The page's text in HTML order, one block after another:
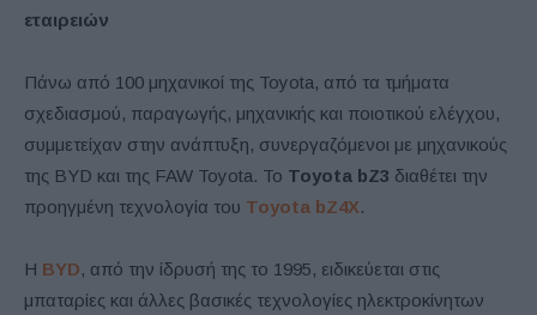
εταιρειών
Πάνω από 100 μηχανικοί της Toyota, από τα τμήματα
σχεδιασμού, παραγωγής, μηχανικής και ποιοτικού ελέγχου,
συμμετείχαν στην ανάπτυξη, συνεργαζόμενοι με μηχανικούς
της BYD και της FAW Toyota. Το Toyota bZ3 διαθέτει την
προηγμένη τεχνολογία του Toyota bZ4X.
Η BYD, από την ίδρυσή της το 1995, ειδικεύεται στις
μπαταρίες και άλλες βασικές τεχνολογίες ηλεκτροκίνητων